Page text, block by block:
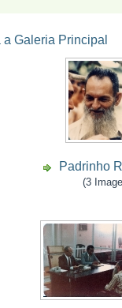
a Galeria Principal
Padrinho
(3